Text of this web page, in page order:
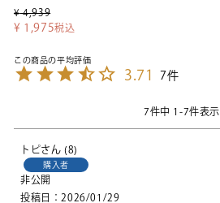
¥ 4,939
¥ 1,975税込
3.71 7
7件中 1 -7件表示
トピ 8
購入者
非公開
投稿日
2026/01/29